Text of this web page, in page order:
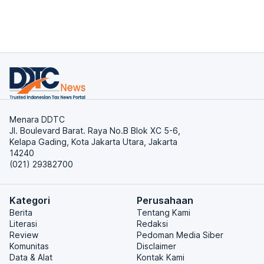
Menara DDTC
Jl. Boulevard Barat. Raya No.B Blok XC 5-6,
Kelapa Gading, Kota Jakarta Utara, Jakarta
14240
(021) 29382700
Kategori
Berita
Literasi
Review
Komunitas
Data & Alat
Perusahaan
Tentang Kami
Redaksi
Pedoman Media Siber
Disclaimer
Kontak Kami